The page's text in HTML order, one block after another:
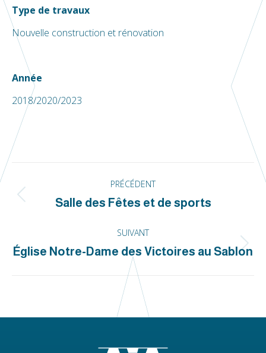
Type de travaux
Nouvelle construction et rénovation
Année
2018/2020/2023
de
PRÉCÉDENT
Onglet
Salle des Fêtes et de sports
SUIVANT
Projets
similaires
Église Notre-Dame des Victoires au Sablon